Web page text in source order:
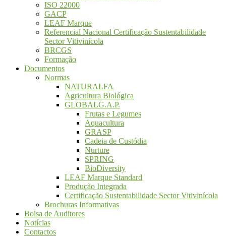
ISO 22000
GACP
LEAF Marque
Referencial Nacional Certificação Sustentabilidade
Sector Vitivinícola
BRCGS
Formação
Documentos
Normas
NATURALFA
Agricultura Biológica
GLOBALG.A.P.
Frutas e Legumes
Aquacultura
GRASP
Cadeia de Custódia
Nurture
SPRING
BioDiversity
LEAF Marque Standard
Produção Integrada
Certificação Sustentabilidade Sector Vitivinícola
Brochuras Informativas
Bolsa de Auditores
Notícias
Contactos